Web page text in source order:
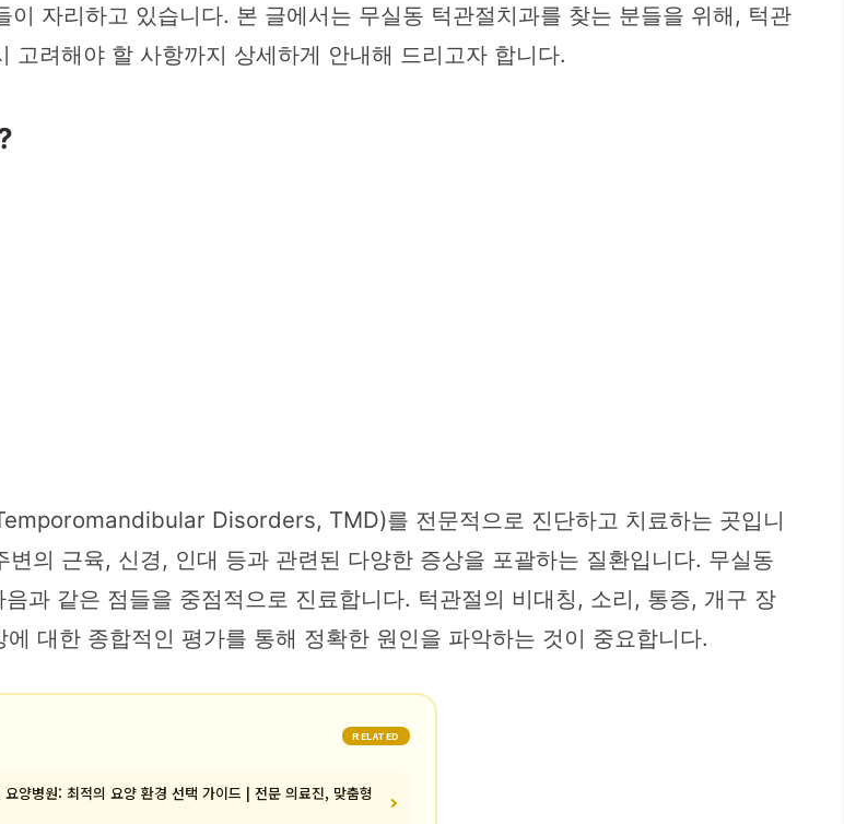
자리하고 있습니다. 본 글에서는 무실동 턱관절치과를 찾는 분들을 위해, 턱관
려해야 할 사항까지 상세하게 안내해 드리고자 합니다.
Disorders, TMD)를 전문적으로 진단하고 치료하는 곳입니
의 근육, 신경, 인대 등과 관련된 다양한 증상을 포괄하는 질환입니다. 무실동
과 같은 점들을 중점적으로 진료합니다. 턱관절의 비대칭, 소리, 통증, 개구 장
대한 종합적인 평가를 통해 정확한 원인을 파악하는 것이 중요합니다.
RELATED
양병원: 최적의 요양 환경 선택 가이드 | 전문 의료진, 맞춤형